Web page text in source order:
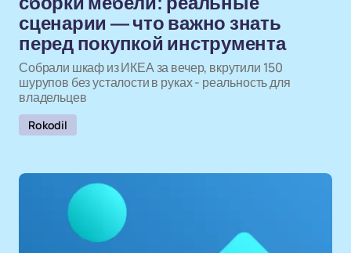
сценарии — что важно знать
перед покупкой инструмента
Собрали шкаф из ИКЕА за вечер, вкрутили 150
шурупов без усталости в руках - реальность для
владельцев
Rokodil